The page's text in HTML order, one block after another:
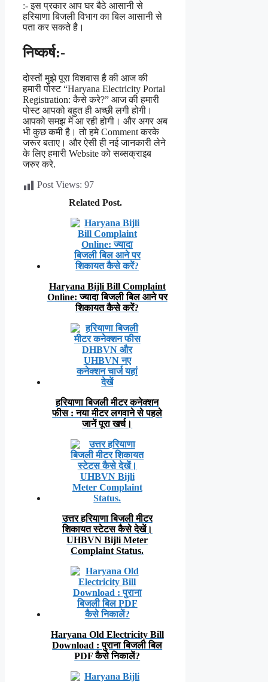
:- इस प्रकार आप घर बैठे आसानी से
हरियाणा बिजली विभाग का बिल आसानी से
पता कर सकते है।
निष्कर्ष:-
दोस्तों मुझे पूरा विशवास है की आज की
हमारी पोस्ट “Haryana Electricity Portal
Registration: कैसे करे?” आज की हमारी
पोस्ट आपको बहुत ही अच्छी लगी होगी।
आपको समझ में आ रही होगी। और अगर अब
भी कुछ कमी है। तो हमे Comment करके
जरूर बताए। और ऐसी ही नई जानकारी लेने
के लिए हमारी Website को सब्सक्राइब
जरुर करे.
Post Views: 97
Related Post.
Haryana Bijli Bill Complaint
Online: ज्यादा बिजली बिल आने पर
शिकायत कैसे करें?
हरियाणा बिजली मीटर कनेक्शन
फीस : नया मीटर लगवाने से पहले
जानें पूरा खर्च।
उत्तर हरियाणा बिजली मीटर
शिकायत स्टेटस कैसे देखें।
UHBVN Bijli Meter
Complaint Status.
Haryana Old Electricity Bill
Download : पुराना बिजली बिल
PDF कैसे निकालें?